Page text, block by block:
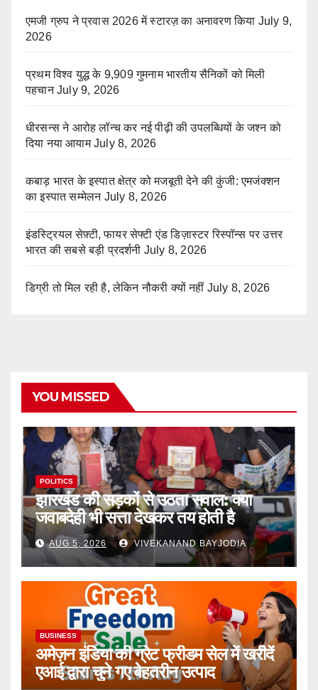
एमजी ग्रुप ने प्रवास 2026 में स्टारज़ का अनावरण किया July 9,
2026
प्रथम विश्व युद्ध के 9,909 गुमनाम भारतीय सैनिकों को मिली
पहचान July 9, 2026
धीरसन्स ने आरोह लॉन्च कर नई पीढ़ी की उपलब्धियों के जश्न को
दिया नया आयाम July 8, 2026
कबाड़ भारत के इस्पात क्षेत्र को मजबूती देने की कुंजी: एमजंक्शन
का इस्पात सम्मेलन July 8, 2026
इंडस्ट्रियल सेफ़्टी, फायर सेफ्टी एंड डिज़ास्टर रिस्पॉन्स पर उत्तर
भारत की सबसे बड़ी प्रदर्शनी July 8, 2026
डिग्री तो मिल रही है, लेकिन नौकरी क्यों नहीं July 8, 2026
YOU MISSED
POLITICS
झारखंड की सड़कों से उठता सवाल: क्या
जवाबदेही भी सत्ता देखकर तय होती है
AUG 5, 2026 VIVEKANAND BAYJODIA
BUSINESS
अमेज़न इंडिया की ग्रेट फ्रीडम सेल में खरीदें
एआई द्वारा चुने गए बेहतरीन उत्पाद